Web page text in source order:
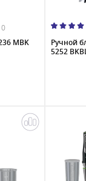
0
MBK
Ручной
5252